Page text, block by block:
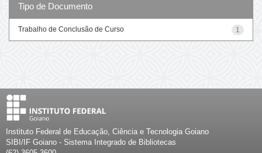
Tipo de Documento
1
Trabalho de Conclusão de Curso
Instituto Federal de Educação, Ciência e Tecnologia Goiano
SIBI/IF Goiano - Sistema Integrado de Bibliotecas